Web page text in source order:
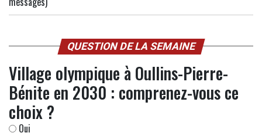
QUESTION DE LA SEMAINE
Village olympique à Oullins-Pierre-
Bénite en 2030 : comprenez-vous ce
choix ?
Oui